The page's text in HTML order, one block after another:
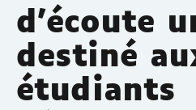
d'écoute
destiné
étudiants